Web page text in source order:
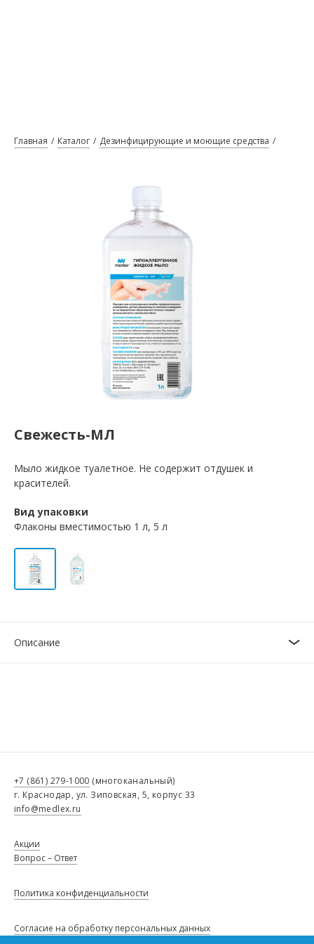
Главная Каталог Дезинфицирующие и моющие средства
Свежесть-МЛ
Мыло жидкое туалетное. Не содержит отдушек и
красителей.
Вид упаковки
Флаконы вместимостью 1 л, 5 л
Описание
+7 (861) 279-1000 (многоканальный)
г. Краснодар, ул. Зиповская, 5, корпус 33
info@medlex.ru
Акции
Вопрос – Ответ
Политика конфиденциальности
Согласие на обработку персональных данных